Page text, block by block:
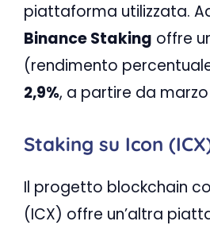
piattaforma utilizzata.
Binance Staking offre
(rendimento
2,9%, a partire da marzo
Staking su Icon
Il progetto blockchain
(ICX) offre un’altra